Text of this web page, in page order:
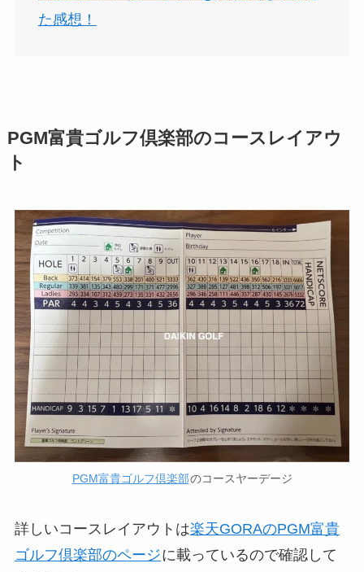
た感想！
PGM富貴ゴルフ倶楽部のコースレイアウ
ト
PGM富貴ゴルフ倶楽部のコースヤーデージ
詳しいコースレイアウトは楽天GORAのPGM富貴
ゴルフ倶楽部のページに載っているので確認して